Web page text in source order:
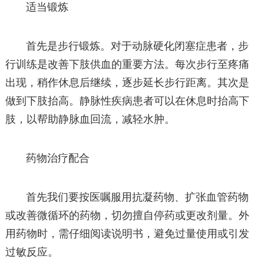
适当锻炼
首先是步行锻炼。对于动脉硬化闭塞症患者，步
行训练是改善下肢供血的重要方法。每次步行至疼痛
出现，稍作休息后继续，逐步延长步行距离。其次是
做到下肢抬高。静脉性疾病患者可以在休息时抬高下
肢，以帮助静脉血回流，减轻水肿。
药物治疗配合
首先我们要按医嘱服用抗凝药物、扩张血管药物
或改善微循环的药物，切勿擅自停药或更改剂量。外
用药物时，需仔细阅读说明书，避免过量使用或引发
过敏反应。